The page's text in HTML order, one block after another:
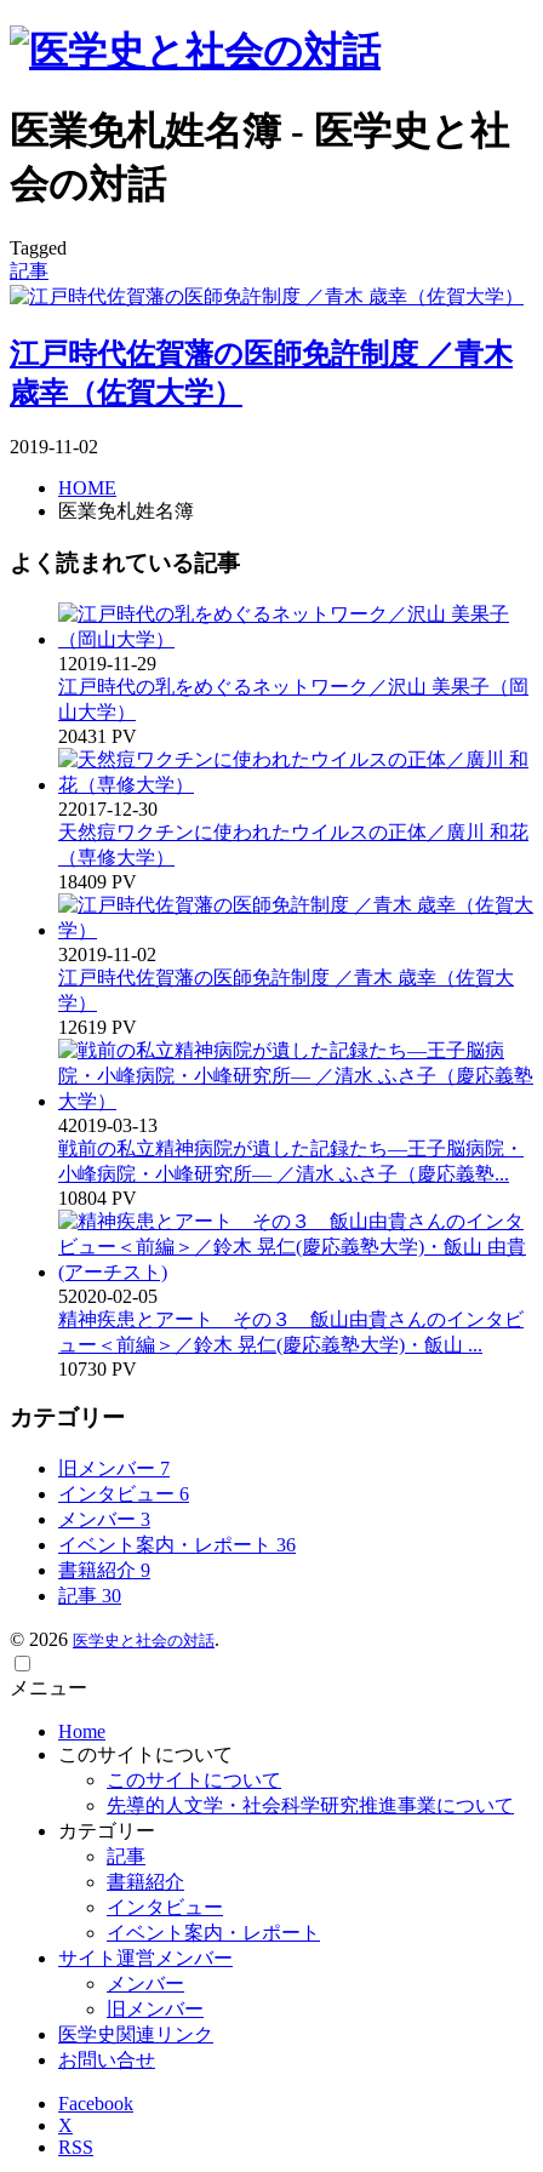
医業免札姓名簿 - 医学史と社
会の対話
Tagged
記事
江戸時代佐賀藩の医師免許制度 ／青木
歳幸（佐賀大学）
2019-11-02
HOME
医業免札姓名簿
よく読まれている記事
1 2019-11-29
江戸時代の乳をめぐるネットワーク／沢山 美果子（岡
山大学）
20431 PV
22017-12-30
天然痘ワクチンに使われたウイルスの正体／廣川 和花
（専修大学）
18409 PV
32019-11-02
江戸時代佐賀藩の医師免許制度 ／青木 歳幸（佐賀大
学）
12619 PV
42019-03-13
戦前の私立精神病院が遺した記録たち―王子脳病院・
小峰病院・小峰研究所― ／清水 ふさ子（慶応義塾...
10804 PV
52020-02-05
精神疾患とアート その３ 飯山由貴さんのインタビ
ュー＜前編＞／鈴木 晃仁(慶応義塾大学)・飯山 ...
10730 PV
カテゴリー
旧メンバー 7
インタビュー 6
メンバー 3
イベント案内・レポート 36
書籍紹介 9
記事 30
© 2026 医学史と社会の対話.
メニュー
Home
このサイトについて
このサイトについて
先導的人文学・社会科学研究推進事業について
カテゴリー
記事
書籍紹介
インタビュー
イベント案内・レポート
サイト運営メンバー
メンバー
旧メンバー
医学史関連リンク
お問い合せ
Facebook
X
RSS